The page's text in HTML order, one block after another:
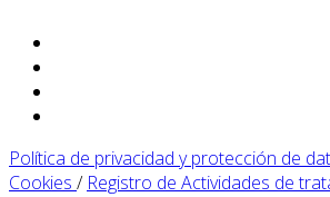
Política de privacidad y protección de
Cookies / Registro de Actividades de